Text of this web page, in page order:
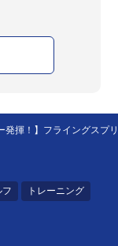
発揮！】フライングスプ
フ トレーニング